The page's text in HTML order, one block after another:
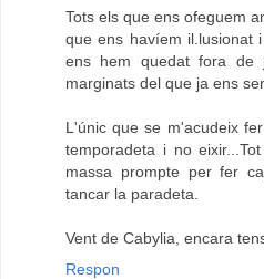
Tots els que ens ofeguem
que ens havíem il.lusionat
ens hem quedat fora de
marginats del que ja ens
L'únic que se m'acudeix
temporadeta i no
massa prompte per fer
tancar la paradeta.
Vent de Cabylia, encara
Respon